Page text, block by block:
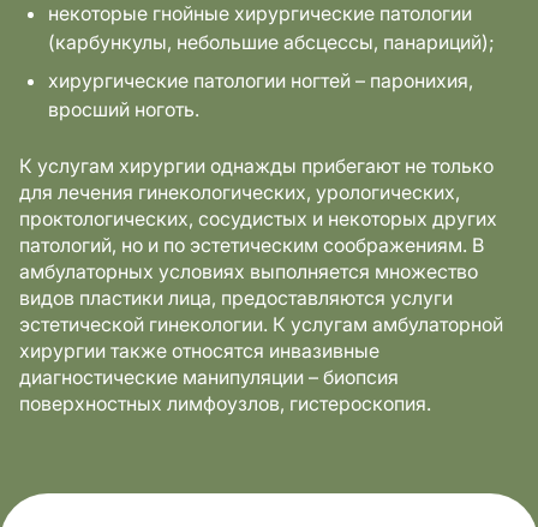
некоторые гнойные хирургические патологии
(карбункулы, небольшие абсцессы, панариций);
хирургические патологии ногтей – паронихия,
вросший ноготь.
К услугам хирургии однажды прибегают не только
для лечения гинекологических, урологических,
проктологических, сосудистых и некоторых других
патологий, но и по эстетическим соображениям. В
амбулаторных условиях выполняется множество
видов пластики лица, предоставляются услуги
эстетической гинекологии. К услугам амбулаторной
хирургии также относятся инвазивные
диагностические манипуляции – биопсия
поверхностных лимфоузлов, гистероскопия.